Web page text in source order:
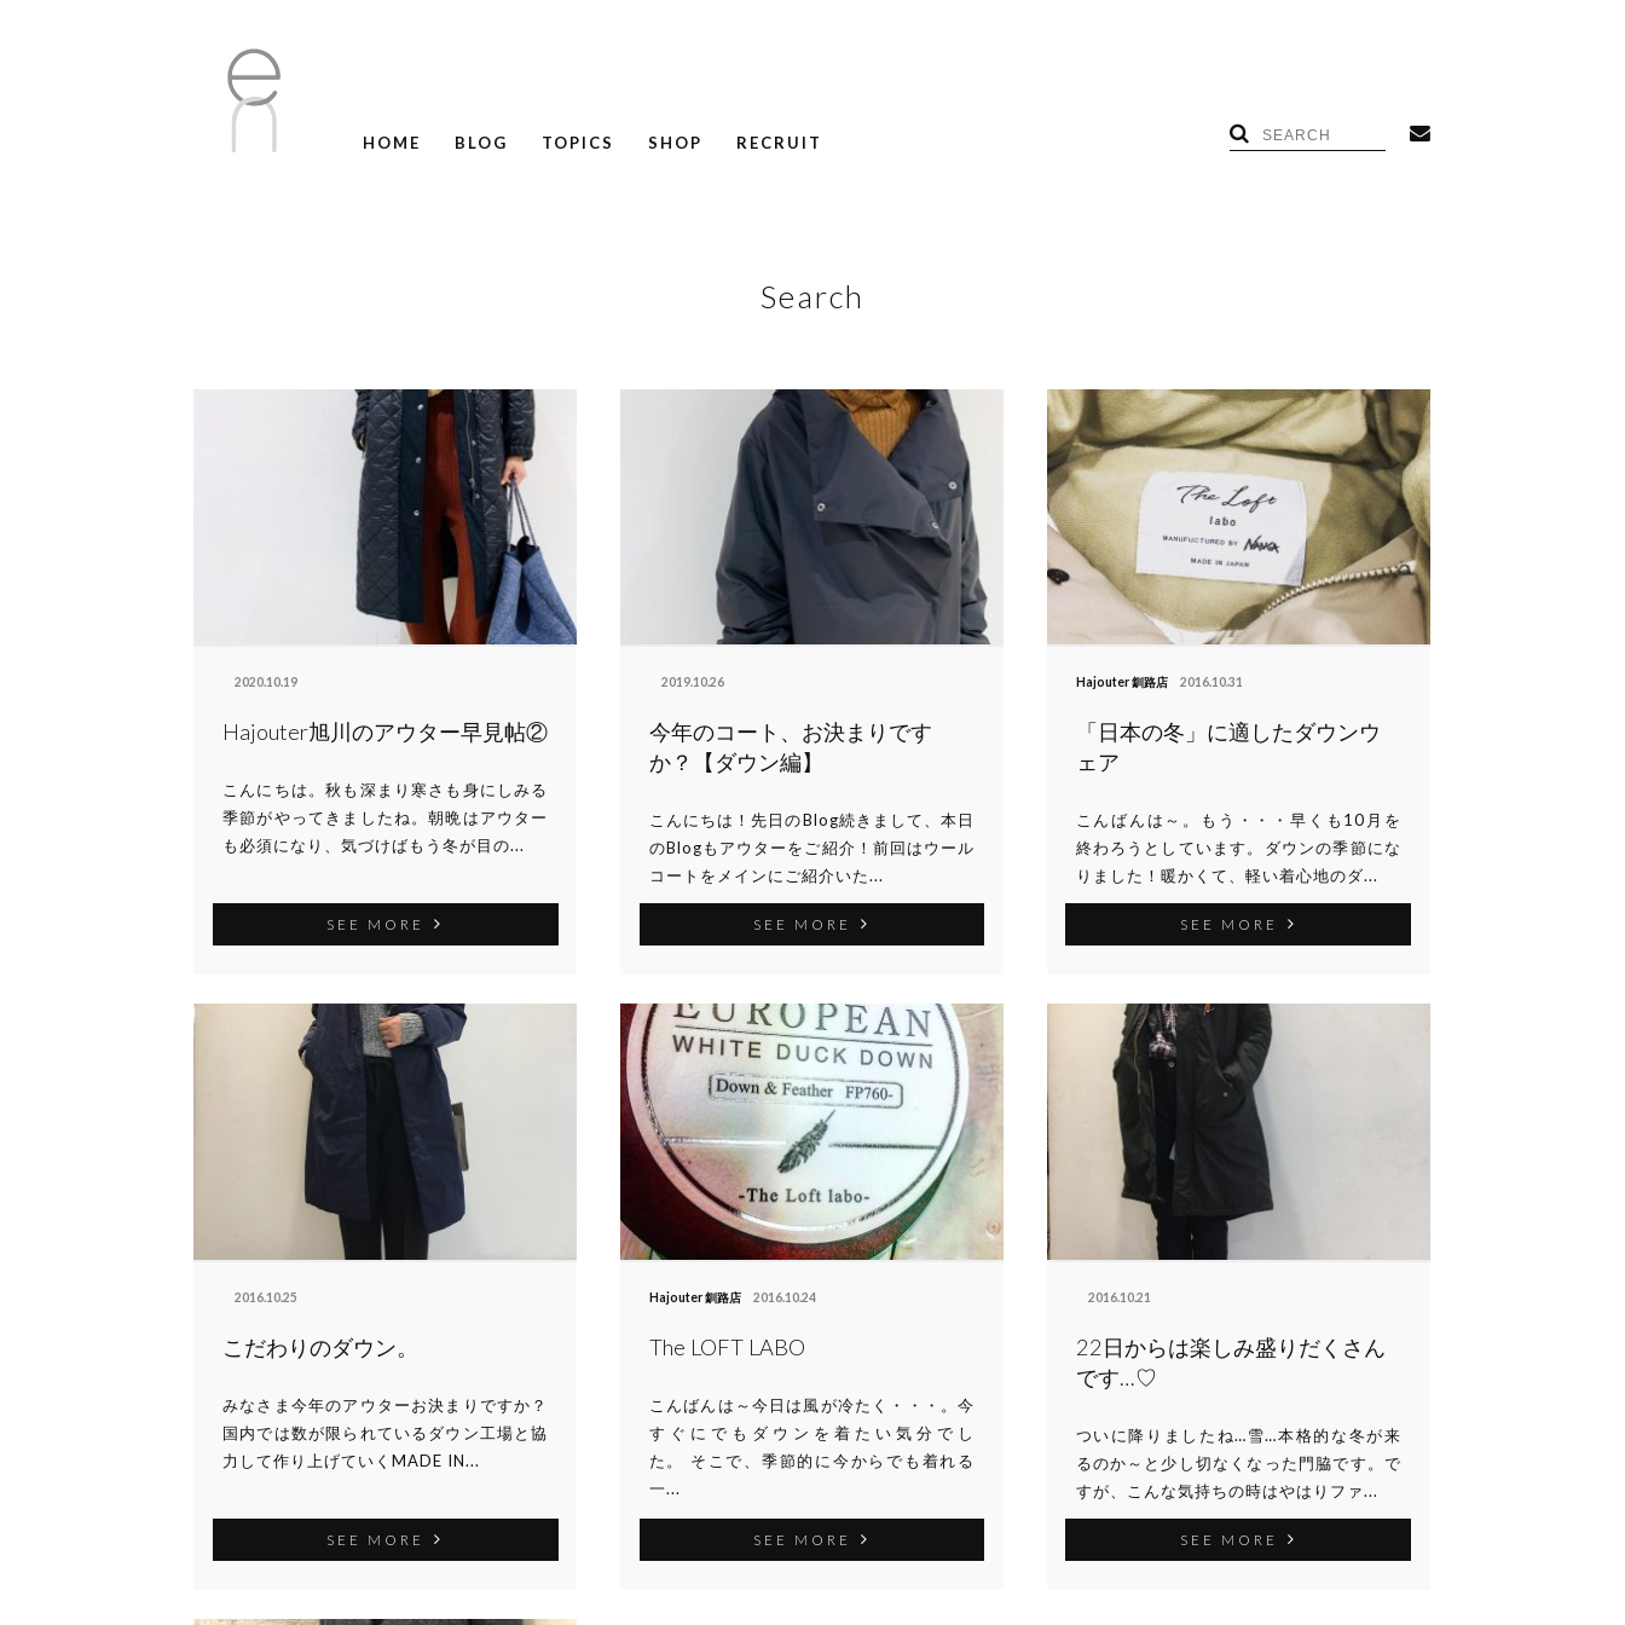
HOME BLOG
TOPICS
SHOP RECRUIT
Search
2020.10.19
Hajouter旭川のアウター早見帖②
こんにちは。秋も深まり寒さも身にしみる
季節がやってきましたね。朝晩はアウター
も必須になり、気づけばもう冬が目の...
SEE MORE
2019.10.26
今年のコート、お決まりです
か？【ダウン編】
こんにちは！先日のBlog続きまして、本日
のBlogもアウターをご紹介！前回はウール
コートをメインにご紹介いた...
SEE MORE
Hajouter 釧路店 2016.10.31
「日本の冬」に適したダウンウ
ェア
こんばんは～。もう・・・早くも10月を
終わろうとしています。ダウンの季節にな
りました！暖かくて、軽い着心地のダ...
SEE MORE
2016.10.25
こだわりのダウン。
みなさま今年のアウターお決まりですか？
国内では数が限られているダウン工場と協
力して作り上げていくMADE IN...
SEE MORE
Hajouter 釧路店 2016.10.24
The LOFT LABO
こんばんは～今日は風が冷たく・・・。今
すぐにでもダウンを着たい気分でし
た。 そこで、季節的に今からでも着れる
一...
SEE MORE
2016.10.21
22日からは楽しみ盛りだくさん
です…♡
ついに降りましたね…雪…本格的な冬が来
るのか～と少し切なくなった門脇です。で
すが、こんな気持ちの時はやはりファ...
SEE MORE